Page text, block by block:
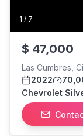
1 / 7
$ 47,000
Las Cumbres,
2022
Chevrolet